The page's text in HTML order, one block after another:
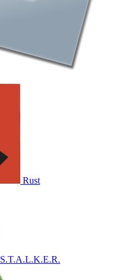
Rust
S.T.A.L.K.E.R.